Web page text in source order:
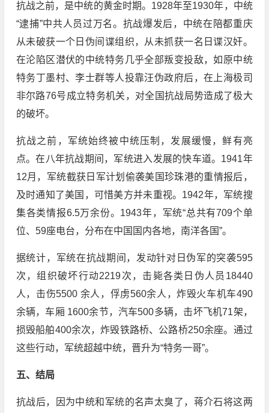
抗战之前，是中统的黄金时期。1928年至1930年，中统
“逮捕”中共人员过万名。抗战爆发后，中统在陪都重庆
从未破获一个日伪间谍组织，从未抓获一名日谍汉奸。
在沦陷区潜伏的中统特务几乎全部叛变投敌，如原中统
特务丁墨村、李士群等人投靠汪伪政府后，在上海极司
非尔路76号成立特务机关，对全国抗战局势造成了极大
的破坏。
抗战之前，军统始终被中统压制，发展缓慢，鲜有亮
点。在八年抗战期间，军统进入发展的快车道。1941年
12月，军统截获日军计划偷袭美国珍珠港的重情报后，
及时通知了美国，可惜美方并未重视。1942年，军统搜
集各类情报6.5万余份。1943年，军统“总共有709个单
位、59座电台，分布在中国国内各地，南洋各国”。
据统计，军统在抗战期间，发动针对日伪军的突袭595
次，组织破坏行动2219次，击毙各类日伪人员18440
人，击伤5500 余人，俘虏560余人，炸毁火车机车490
余辆，车厢 1600余节，汽车500多辆，击坏飞机71架，
损毁船舶400余次，炸毁铁路桥、公路桥250余座。通过
这些行动，军统超越中统，晋升为“特务一哥”。
五、结局
抗战后，因为中统和军统的名声太臭了，蒋介石将这两